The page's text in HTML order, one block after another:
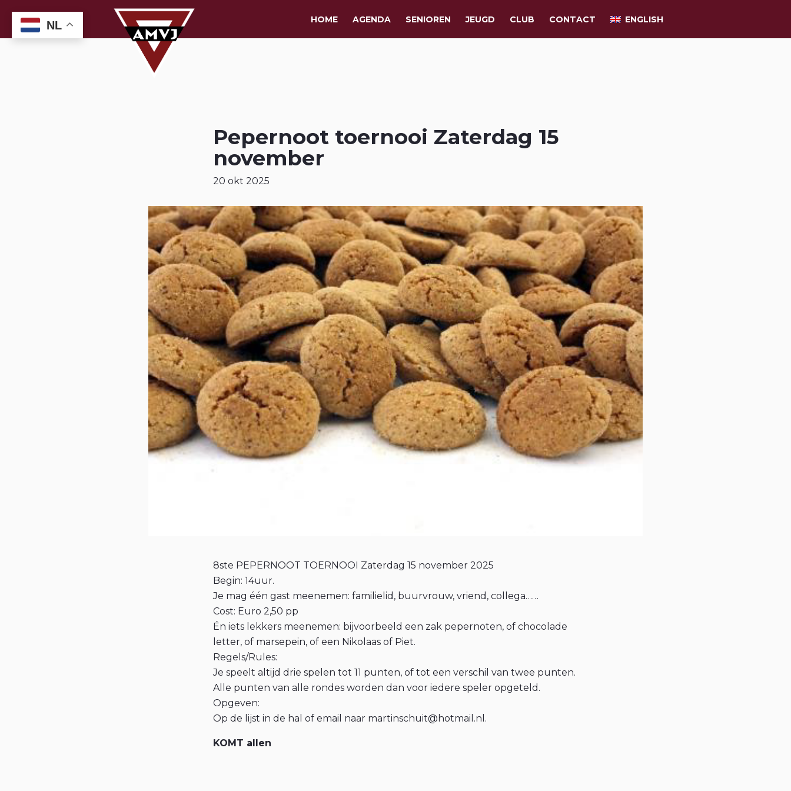
HOME AGENDA SENIOREN JEUGD CLUB CONTACT ENGLISH
Pepernoot toernooi Zaterdag 15
november
20 okt 2025
8ste PEPERNOOT TOERNOOI Zaterdag 15 november 2025
Begin: 14uur.
Je mag één gast meenemen: familielid, buurvrouw, vriend, collega……
Cost: Euro 2,50 pp
Én iets lekkers meenemen: bijvoorbeeld een zak pepernoten, of chocolade
letter, of marsepein, of een Nikolaas of Piet.
Regels/Rules:
Je speelt altijd drie spelen tot 11 punten, of tot een verschil van twee punten.
Alle punten van alle rondes worden dan voor iedere speler opgeteld.
Opgeven:
Op de lijst in de hal of email naar martinschuit@hotmail.nl.
KOMT allen
NL